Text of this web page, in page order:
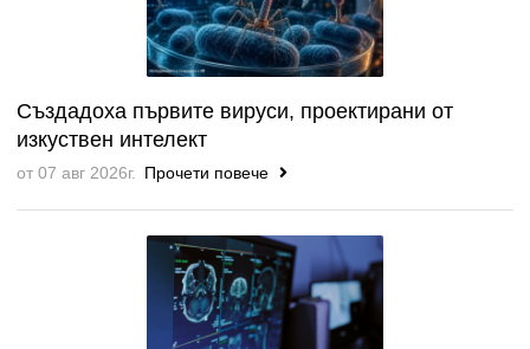
Създадоха първите вируси, проектирани от
изкуствен интелект
от 07 авг 2026г. Прочети повече